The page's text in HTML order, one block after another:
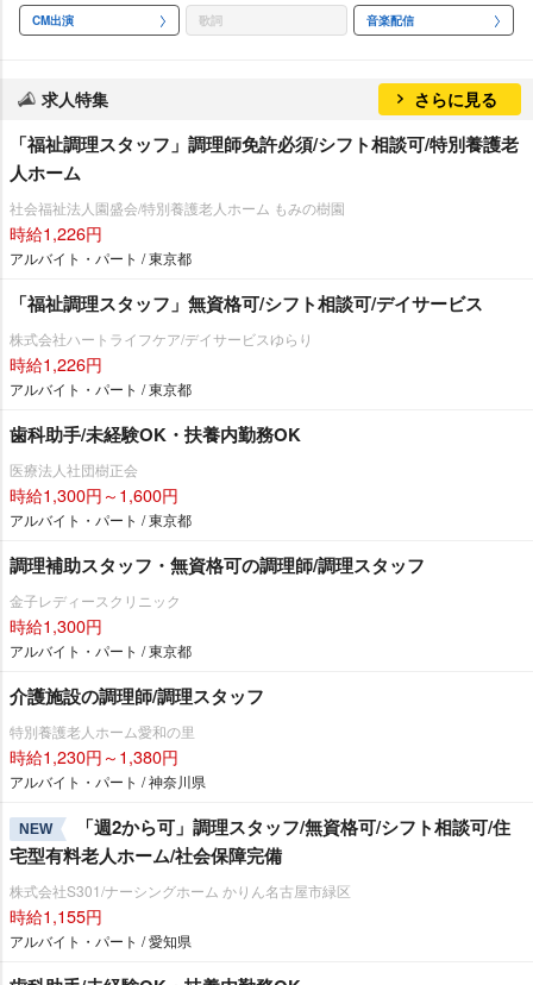
CM出演 歌詞 音楽配信
求人特集 さらに見る
「福祉調理スタッフ」調理師免許必須/シフト相談可/特別養護老
人ホーム
社会福祉法人園盛会/特別養護老人ホーム もみの樹園
時給1,226円
アルバイト・パート / 東京都
「福祉調理スタッフ」無資格可/シフト相談可/デイサービス
株式会社ハートライフケア/デイサービスゆらり
時給1,226円
アルバイト・パート / 東京都
歯科助手/未経験OK・扶養内勤務OK
医療法人社団樹正会
時給1,300円～1,600円
アルバイト・パート / 東京都
調理補助スタッフ・無資格可の調理師/調理スタッフ
金子レディースクリニック
時給1,300円
アルバイト・パート / 東京都
介護施設の調理師/調理スタッフ
特別養護老人ホーム愛和の里
時給1,230円～1,380円
アルバイト・パート / 神奈川県
NEW
「週2から可」調理スタッフ/無資格可/シフト相談可/住
宅型有料老人ホーム/社会保障完備
株式会社S301/ナーシングホーム かりん名古屋市緑区
時給1,155円
アルバイト・パート / 愛知県